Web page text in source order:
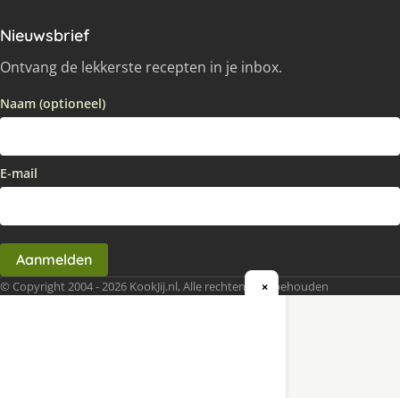
Nieuwsbrief
Ontvang de lekkerste recepten in je inbox.
Naam (optioneel)
E-mail
Aanmelden
© Copyright 2004 - 2026 KookJij.nl, Alle rechten voorbehouden
×